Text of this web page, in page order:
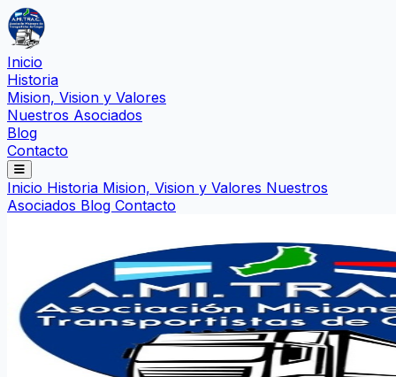
Inicio
Historia
Mision, Vision y Valores
Nuestros Asociados
Blog
Contacto
Inicio Historia Mision, Vision y Valores Nuestros
Asociados Blog Contacto